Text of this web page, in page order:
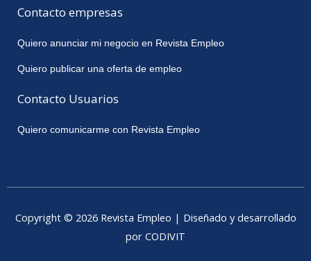
Contacto empresas
Quiero anunciar mi negocio en Revista Empleo
Quiero publicar una oferta de empleo
Contacto Usuarios
Quiero comunicarme con Revista Empleo
Copyright © 2026 Revista Empleo | Diseñado y desarrollado
por CODIVIT